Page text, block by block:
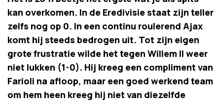
kan overkomen. In de Eredivisie staat zijn teller
zelfs nog op 0. In een continu roulerend Ajax
komt hij steeds bedrogen uit. Tot zijn eigen
grote frustratie wilde het tegen Willem II weer
niet lukken (1-0). Hij kreeg een compliment van
Farioli na afloop, maar een goed werkend team
om hem heen kreeg hij niet van diezelfde